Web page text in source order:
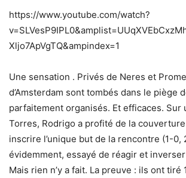
https://www.youtube.com/watch?
Xljo7ApVgTQ&ampindex=1
Une sensation . Privés de Neres et
d’Amsterdam sont tombés dans le piège
parfaitement organisés. Et efficaces. Sur
Torres, Rodrigo a profité de la
inscrire l’unique but de la rencontre (1-0,
évidemment, essayé de réagir et
Mais rien n’y a fait. La preuve : ils ont tiré